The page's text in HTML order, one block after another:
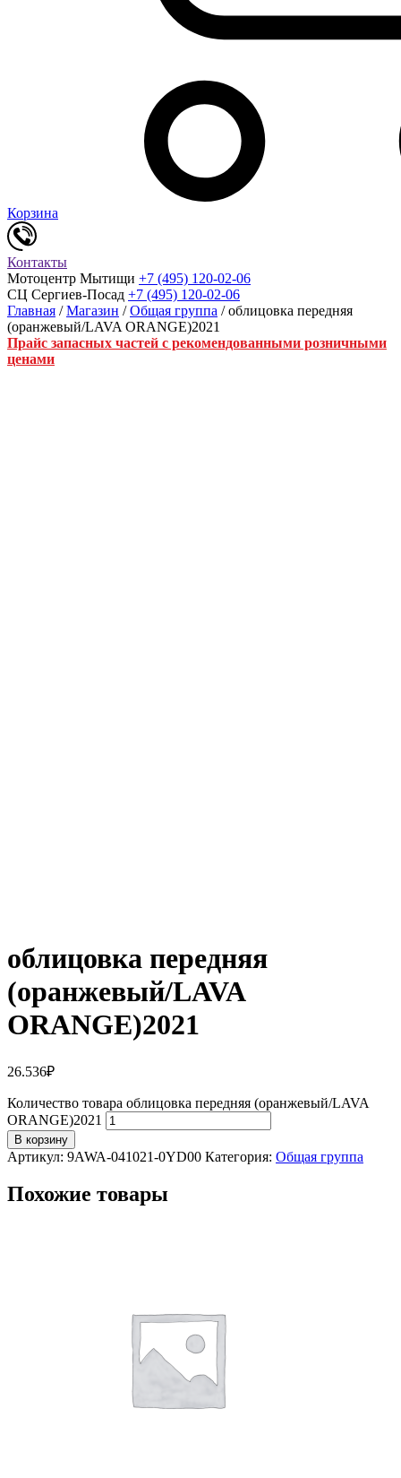
Корзина
Контакты
Мотоцентр Мытищи +7 (495) 120-02-06
СЦ Сергиев-Посад +7 (495) 120-02-06
Главная /Магазин /Общая группа / облицовка передняя
(оранжевый/LAVA ORANGE)2021
Прайс запасных частей с рекомендованными розничными
ценами
облицовка передняя
(оранжевый/LAVA
ORANGE)2021
26.536₽
Количество товара облицовка передняя (оранжевый/LAVA
ORANGE)2021
В корзину
Артикул: 9AWA-041021-0YD00 Категория: Общая группа
Похожие товары